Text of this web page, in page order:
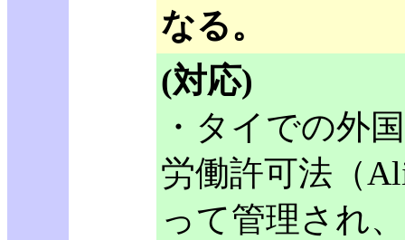
なる。
(対応)
・タイでの外
労働許可法（
って管理され